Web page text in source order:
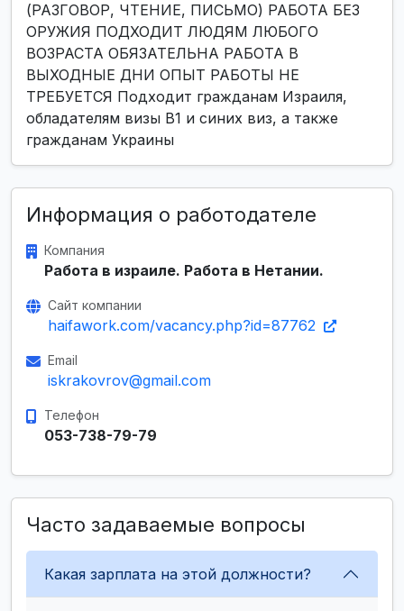
(РАЗГОВОР, ЧТЕНИЕ, ПИСЬМО) РАБОТА БЕЗ
ОРУЖИЯ ПОДХОДИТ ЛЮДЯМ ЛЮБОГО
ВОЗРАСТА ОБЯЗАТЕЛЬНА РАБОТА В
ВЫХОДНЫЕ ДНИ ОПЫТ РАБОТЫ НЕ
ТРЕБУЕТСЯ Подходит гражданам Израиля,
обладателям визы B1 и синих виз, а также
гражданам Украины
Информация о работодателе
Компания
Работа в израиле. Работа в Нетании.
Сайт компании
haifawork.com/vacancy.php?id=87762
Email
iskrakovrov@gmail.com
Телефон
053-738-79-79
Часто задаваемые вопросы
Какая зарплата на этой должности?